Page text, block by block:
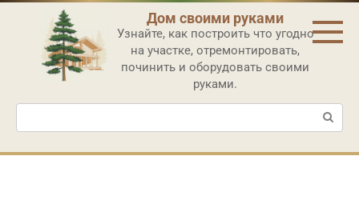
Перейти
контенту
Дом своими руками
Узнайте, как построить что угодно
на участке, отремонтировать,
починить и оборудовать своими
руками.
Поиск: